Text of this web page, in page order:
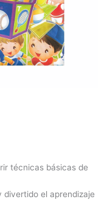
técnicas básicas de
divertido el aprendizaje